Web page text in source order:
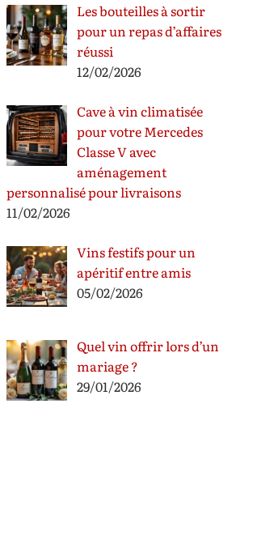
Les bouteilles à sortir
pour un repas d’affaires
réussi
12/02/2026
Cave à vin climatisée
pour votre Mercedes
Classe V avec
aménagement
personnalisé pour livraisons
11/02/2026
Vins festifs pour un
apéritif entre amis
05/02/2026
Quel vin offrir lors d’un
mariage ?
29/01/2026